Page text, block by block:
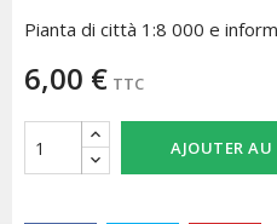
Pianta di città 1:8 000 e
6,00 € TTC
AJOUTER AU